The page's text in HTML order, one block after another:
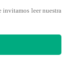
Mateo, así
a esforzar, así
invitamos leer nuestra